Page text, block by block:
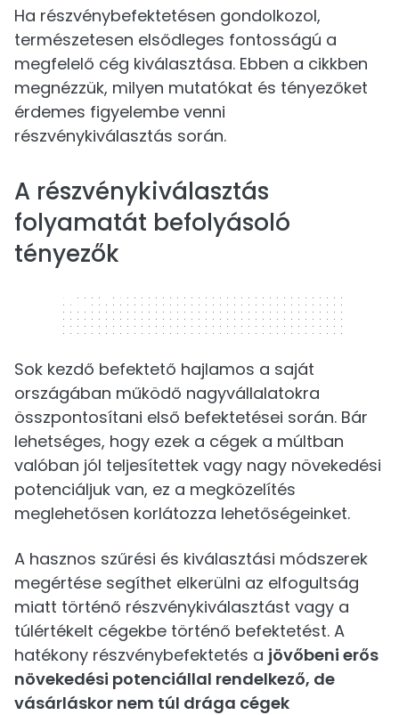
Ha részvénybefektetésen gondolkozol,
természetesen elsődleges fontosságú a
megfelelő cég kiválasztása. Ebben a cikkben
megnézzük, milyen mutatókat és tényezőket
érdemes figyelembe venni
részvénykiválasztás során.
A részvénykiválasztás
folyamatát befolyásoló
tényezők
320 x 50
Sok kezdő befektető hajlamos a saját
országában működő nagyvállalatokra
összpontosítani első befektetései során. Bár
lehetséges, hogy ezek a cégek a múltban
valóban jól teljesítettek vagy nagy növekedési
potenciáljuk van, ez a megközelítés
meglehetősen korlátozza lehetőségeinket.
A hasznos szűrési és kiválasztási módszerek
megértése segíthet elkerülni az elfogultság
miatt történő részvénykiválasztást vagy a
túlértékelt cégekbe történő befektetést. A
hatékony részvénybefektetés a jövőbeni erős
növekedési potenciállal rendelkező, de
vásárláskor nem túl drága cégek